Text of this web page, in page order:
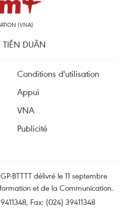
(VNA)
DUÂN
Conditions d'utilisation
Appui
VNA
Publicité
BTTTT délivré le 11 septembre
et de la Communication.
Fax: (024) 39411348